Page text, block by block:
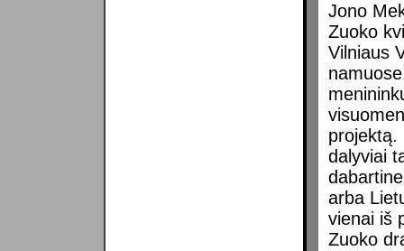
Jono
Zuoko
Vilniaus
projektą.
dalyviai
arba
vienai iš
Zuoko